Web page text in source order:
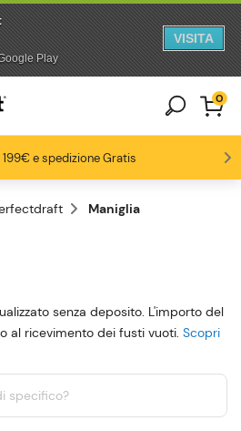
Play
VISITA
Salta al contenuto
Passa al piè di pagina
e spedizione Gratis
fusti, -20% da 6 fusti
su una selezione di pack
ci amano
0
Maniglia
senza deposito. L'importo del
al ricevimento dei fusti vuoti. Scopri